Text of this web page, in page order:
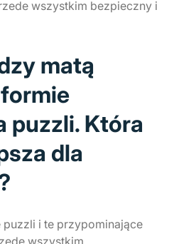
wszystkim bezpieczny i
matą
puzzli. Która
dla
i te przypominające